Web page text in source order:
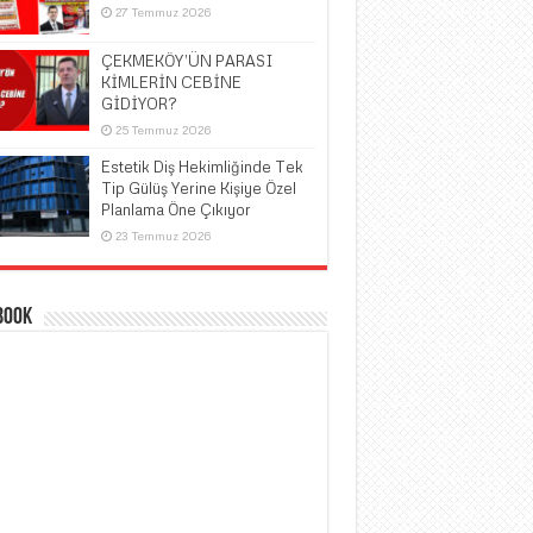
27 Temmuz 2026
ÇEKMEKÖY’ÜN PARASI
KİMLERİN CEBİNE
GİDİYOR?
25 Temmuz 2026
Estetik Diş Hekimliğinde Tek
Tip Gülüş Yerine Kişiye Özel
Planlama Öne Çıkıyor
23 Temmuz 2026